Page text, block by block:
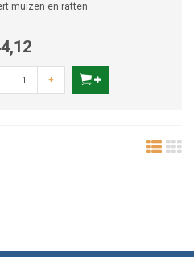
muizen en ratten
+